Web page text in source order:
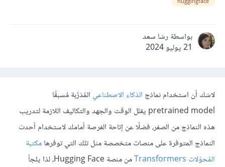
بواسطة رشا سعد
21 يوليو 2024
لاشك أن استخدام نماذج الذكاء الاصطناعي المُدَرَّبة مُسبقًا
pretrained model يقلل الوقت والجهد والتكاليف اللازمة لتدريب
هذه النماذج من الصفر، فضلًا عن إتاحة الفرصة أمامك لاستخدام أحدث
النماذج المتوفرة على منصات متخصصة مثل تلك التي توفرهامكتبة
المُحوّلات Transformers
من منصة Hugging Face، لذا يلجأ